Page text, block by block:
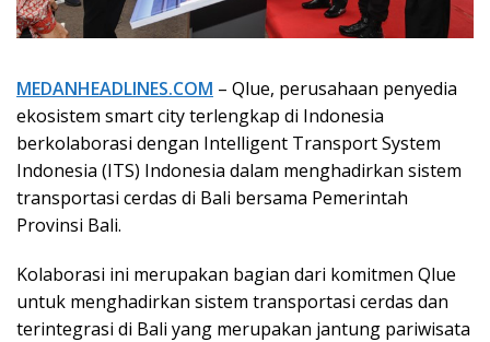
MEDANHEADLINES.COM – Qlue, perusahaan penyedia
ekosistem smart city terlengkap di Indonesia
berkolaborasi dengan Intelligent Transport System
Indonesia (ITS) Indonesia dalam menghadirkan sistem
transportasi cerdas di Bali bersama Pemerintah
Provinsi Bali.
Kolaborasi ini merupakan bagian dari komitmen Qlue
untuk menghadirkan sistem transportasi cerdas dan
terintegrasi di Bali yang merupakan jantung pariwisata